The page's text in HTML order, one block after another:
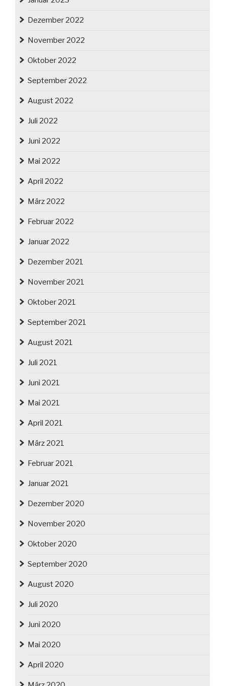
Dezember 2022
November 2022
Oktober 2022
September 2022
August 2022
Juli 2022
Juni 2022
Mai 2022
April 2022
März 2022
Februar 2022
Januar 2022
Dezember 2021
November 2021
Oktober 2021
September 2021
August 2021
Juli 2021
Juni 2021
Mai 2021
April 2021
März 2021
Februar 2021
Januar 2021
Dezember 2020
November 2020
Oktober 2020
September 2020
August 2020
Juli 2020
Juni 2020
Mai 2020
April 2020